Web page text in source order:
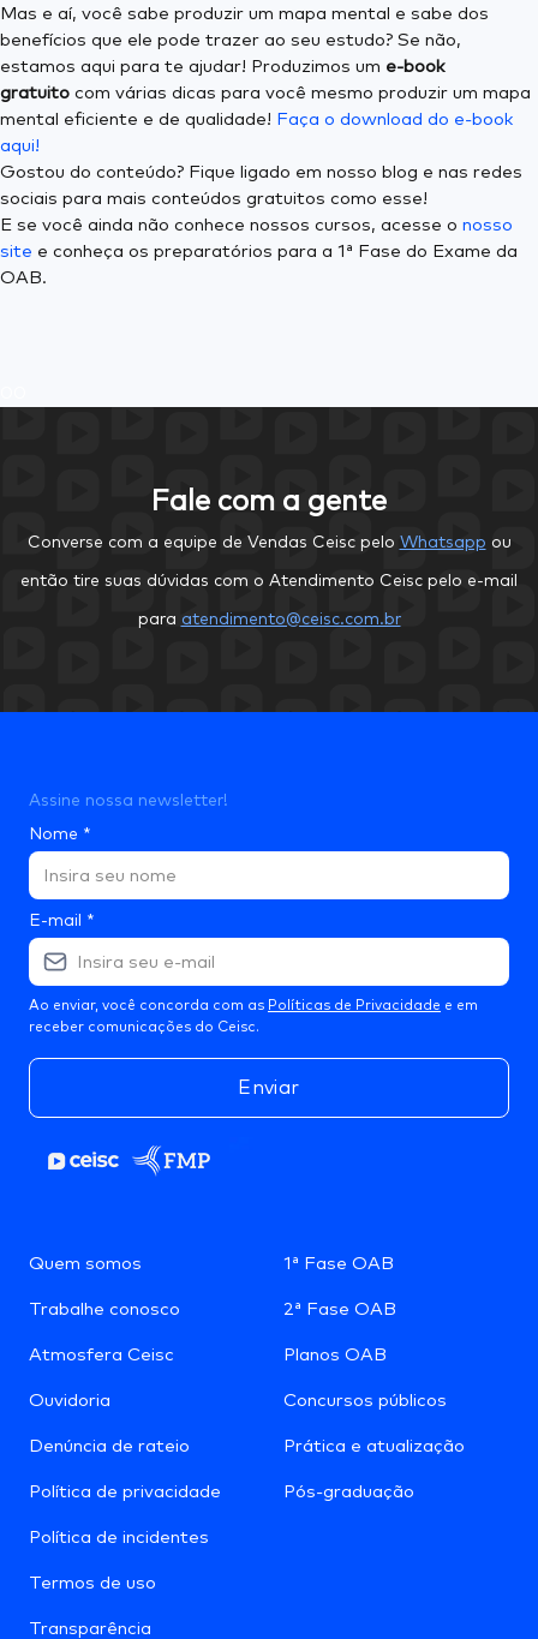
Mas e aí, você sabe produzir um mapa mental e sabe dos
benefícios que ele pode trazer ao seu estudo? Se não,
estamos aqui para te ajudar! Produzimos um e-book
gratuito com várias dicas para você mesmo produzir um mapa
mental eficiente e de qualidade! Faça o download do e-book
aqui!
Gostou do conteúdo? Fique ligado em nosso blog e nas redes
sociais para mais conteúdos gratuitos como esse!
E se você ainda não conhece nossos cursos, acesse o nosso
site e conheça os preparatórios para a 1ª Fase do Exame da
OAB.
Fale com a gente
Converse com a equipe de Vendas Ceisc pelo Whatsapp ou
então tire suas dúvidas com o Atendimento Ceisc pelo e-mail
para atendimento@ceisc.com.br
Quem somos
Trabalhe conosco
Atmosfera Ceisc
Ouvidoria
Denúncia de rateio
Política de privacidade
Política de incidentes
Termos de uso
Transparência
1ª Fase OAB
2ª Fase OAB
Planos OAB
Concursos públicos
Prática e atualização
Pós-graduação
Assine nossa newsletter!
Nome *
E-mail *
Ao enviar, você concorda com as Políticas de Privacidade e em
receber comunicações do Ceisc.
Enviar